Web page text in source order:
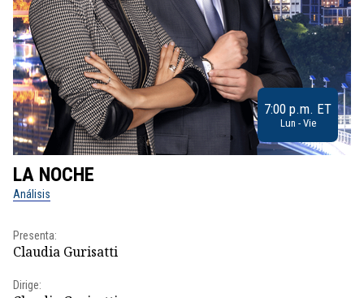
7:00 p.m. ET
Lun - Vie
LA NOCHE
Análisis
Presenta:
Claudia Gurisatti
Dirige: